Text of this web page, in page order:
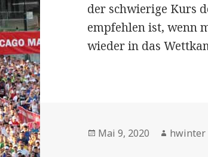
der schwierige Kurs
empfehlen ist, wenn
wieder in das
Veröffentlicht
Mai 9, 2020 Autor
hwinter